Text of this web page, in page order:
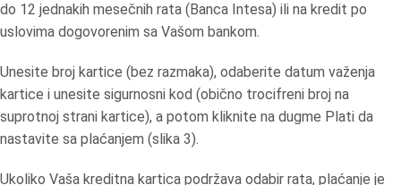
do 12 jednakih mesečnih rata (Banca Intesa) ili na kredit po
uslovima dogovorenim sa Vašom bankom.
Unesite broj kartice (bez razmaka), odaberite datum važenja
kartice i unesite sigurnosni kod (obično trocifreni broj na
suprotnoj strani kartice), a potom kliknite na dugme Plati da
nastavite sa plaćanjem (slika 3).
Ukoliko Vaša kreditna kartica podržava odabir rata, plaćanje je